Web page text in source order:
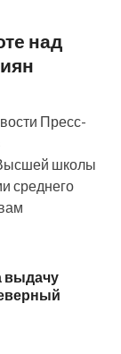
над
Пресс-
школы
среднего
выдачу